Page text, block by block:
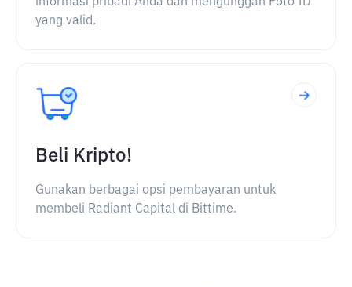
yang valid.
Beli Kripto!
Gunakan berbagai opsi pembayaran untuk
membeli Radiant Capital di Bittime.